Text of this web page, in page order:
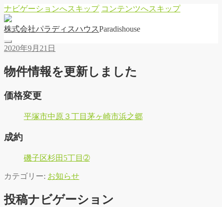
ナビゲーションへスキップ コンテンツへスキップ
株式会社パラディ スハウ スParadishouse
2020年9月21日
物件情報を更新しました
価格変更
平塚市中原３丁目 茅ヶ崎市浜之郷
成約
磯子区杉田5丁目➁
カテゴリー: お知らせ
投稿ナビゲーション